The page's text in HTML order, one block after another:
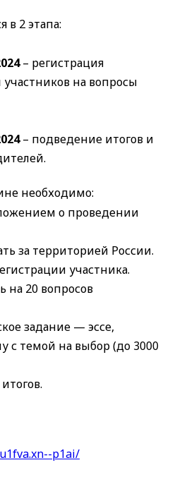
в 2 этапа:
– регистрация
на вопросы
– подведение итогов и
необходимо:
о проведении
за территорией России.
участника.
на 20 вопросов
задание — эссе,
с темой на выбор (до 3000
p1ai/